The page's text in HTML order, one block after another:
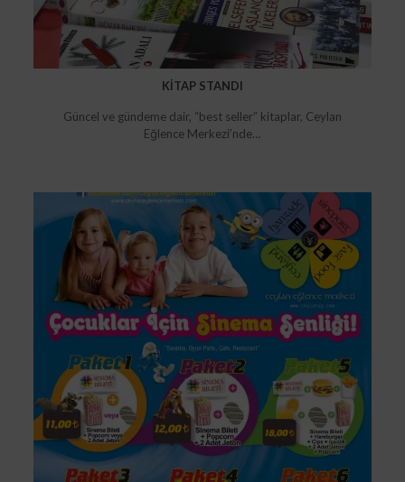
KİTAP STANDI
Güncel ve gündeme dair, “best seller” kitaplar, Ceylan
Eğlence Merkezi’nde…